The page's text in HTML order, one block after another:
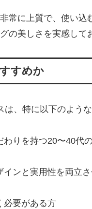
常に上質で、使い
の美しさを実感して
すめか
は、特に以下のよう
わりを持つ20〜40代
インと実用性を両立
必要がある方